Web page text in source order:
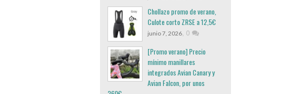
Chollazo promo de verano,
Culote corto ZRSE a 12,5€
junio 7, 2026, 0
[Promo verano] Precio
mínimo manillares
integrados Avian Canary y
Avian Falcon, por unos